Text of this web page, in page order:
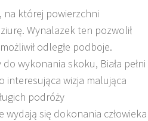
na której powierzchni
Wynalazek ten pozwolił
odległe podboje.
wykonania skoku, Biała pełni
wizja malująca
podróży
wydają się dokonania człowieka